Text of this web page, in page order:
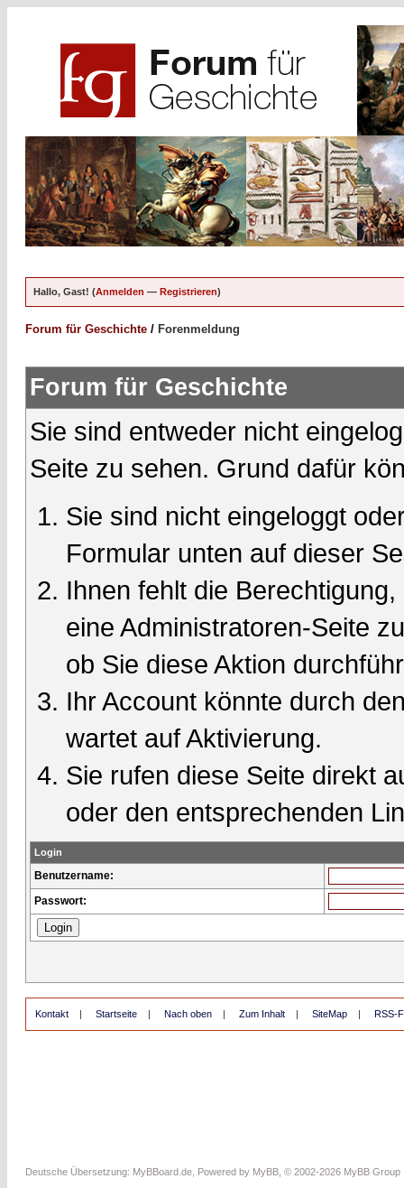
Hallo, Gast! (Anmelden — Registrieren)
Forum für Geschichte / Forenmeldung
Forum für Geschichte
Sie sind entweder nicht
Seite zu sehen. Grund dafür
Sie sind nicht eingeloggt
Formular unten auf dieser
Ihnen fehlt die
eine Administratoren-Seite
ob Sie diese Aktion
Ihr Account könnte durch
wartet auf Aktivierung.
Sie rufen diese Seite direkt
oder den entsprechenden
Login
Benutzername:
Passwort:
Kontakt | Startseite | Nach oben | Zum Inhalt | SiteMap | RSS-
Deutsche Übersetzung: MyBBoard.de , Powered by MyBB , © 2002-2026 MyBB Group